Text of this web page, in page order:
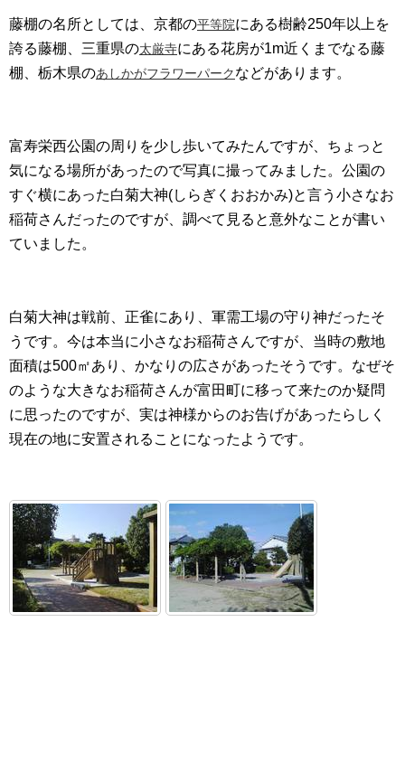
藤棚の名所としては、京都の平等院にある樹齢250年以上を
誇る藤棚、三重県の太厳寺にある花房が1m近くまでなる藤
棚、栃木県のあしかがフラワーパークなどがあります。
富寿栄西公園の周りを少し歩いてみたんですが、ちょっと
気になる場所があったので写真に撮ってみました。公園の
すぐ横にあった白菊大神(しらぎくおおかみ)と言う小さなお
稲荷さんだったのですが、調べて見ると意外なことが書い
ていました。
白菊大神は戦前、正雀にあり、軍需工場の守り神だったそ
うです。今は本当に小さなお稲荷さんですが、当時の敷地
面積は500㎡あり、かなりの広さがあったそうです。なぜそ
のような大きなお稲荷さんが富田町に移って来たのか疑問
に思ったのですが、実は神様からのお告げがあったらしく
現在の地に安置されることになったようです。